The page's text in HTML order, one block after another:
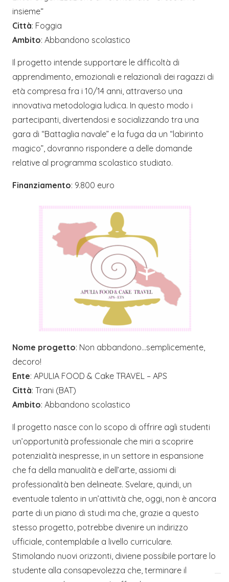
insieme“
Città: Foggia
Ambito: Abbandono scolastico
Il progetto intende supportare le difficoltà di
apprendimento, emozionali e relazionali dei ragazzi di
età compresa fra i 10/14 anni, attraverso una
innovativa metodologia ludica. In questo modo i
partecipanti, divertendosi e socializzando tra una
gara di “Battaglia navale” e la fuga da un “labirinto
magico”, dovranno rispondere a delle domande
relative al programma scolastico studiato.
Finanziamento: 9.800 euro
Nome progetto: Non abbandono…semplicemente,
decoro!
Ente: APULIA FOOD & Cake TRAVEL – APS
Città: Trani (BAT)
Ambito: Abbandono scolastico
Il progetto nasce con lo scopo di offrire agli studenti
un’opportunità professionale che miri a scoprire
potenzialità inespresse, in un settore in espansione
che fa della manualità e dell’arte, assiomi di
professionalità ben delineate. Svelare, quindi, un
eventuale talento in un’attività che, oggi, non è ancora
parte di un piano di studi ma che, grazie a questo
stesso progetto, potrebbe divenire un indirizzo
ufficiale, contemplabile a livello curriculare.
Stimolando nuovi orizzonti, diviene possibile portare lo
studente alla consapevolezza che, terminare il